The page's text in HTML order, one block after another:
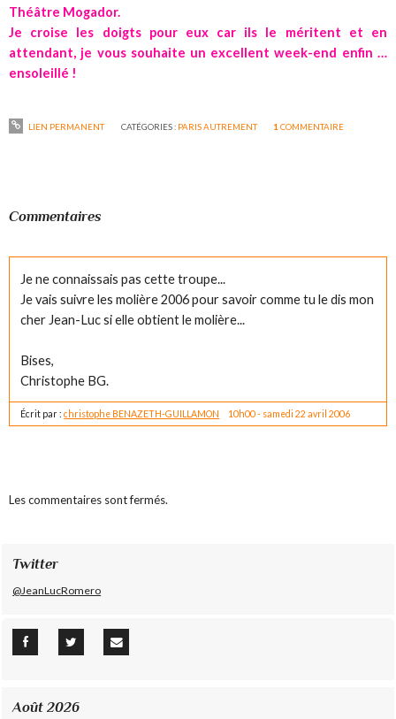
Théâtre Mogador.
Je croise les doigts pour eux car ils le méritent et en
attendant, je vous souhaite un excellent week-end enfin …
ensoleillé !
LIEN PERMANENT CATÉGORIES : PARIS AUTREMENT 1 COMMENTAIRE
Commentaires
Je ne connaissais pas cette troupe...
Je vais suivre les molière 2006 pour savoir comme tu le dis mon
cher Jean-Luc si elle obtient le molière...
Bises,
Christophe BG.
Écrit par :christophe BENAZETH-GUILLAMON 10h00- samedi 22 avril 2006
Les commentaires sont fermés.
Twitter
@JeanLucRomero
Août 2026